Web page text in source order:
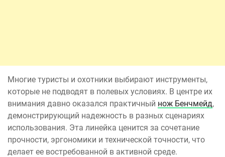
Многие туристы и охотники выбирают инструменты,
которые не подводят в полевых условиях. В центре их
внимания давно оказался практичный нож Бенчмейд,
демонстрирующий надежность в разных сценариях
использования. Эта линейка ценится за сочетание
прочности, эргономики и технической точности, что
делает ее востребованной в активной среде.